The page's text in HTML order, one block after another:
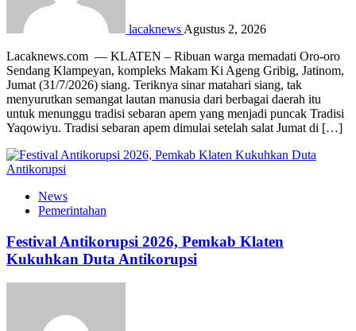
lacaknews Agustus 2, 2026
Lacaknews.com — KLATEN – Ribuan warga memadati Oro-oro
Sendang Klampeyan, kompleks Makam Ki Ageng Gribig, Jatinom,
Jumat (31/7/2026) siang. Teriknya sinar matahari siang, tak
menyurutkan semangat lautan manusia dari berbagai daerah itu
untuk menunggu tradisi sebaran apem yang menjadi puncak Tradisi
Yaqowiyu. Tradisi sebaran apem dimulai setelah salat Jumat di […]
News
Pemerintahan
Festival Antikorupsi 2026, Pemkab Klaten
Kukuhkan Duta Antikorupsi